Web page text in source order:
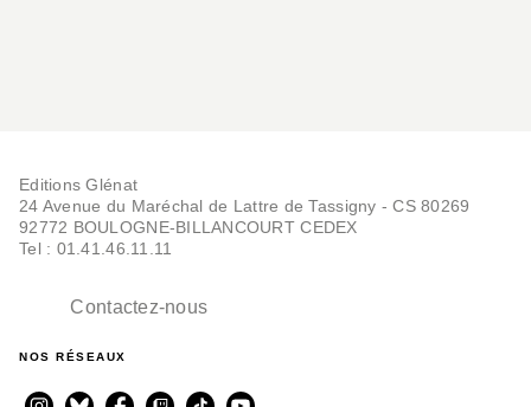
Editions Glénat
24 Avenue du Maréchal de Lattre de Tassigny - CS 80269
92772 BOULOGNE-BILLANCOURT CEDEX
Tel : 01.41.46.11.11
Contactez-nous
NOS RÉSEAUX